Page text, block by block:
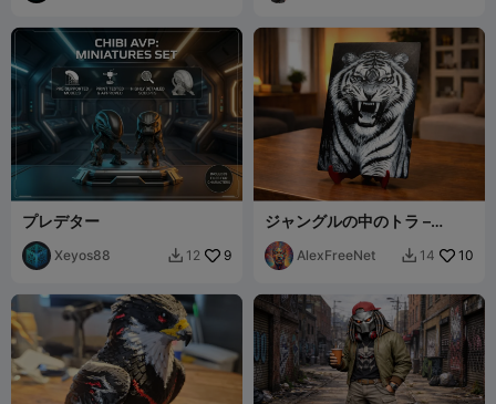
プレデター
Xeyos88  12 9
ジャングルの中のトラ –
HueForge
AlexFreeNet  14 10